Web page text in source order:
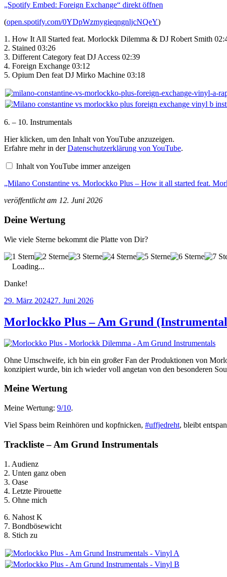
anzeigen
„Spotify Embed: Foreign Exchange“ direkt öffnen
(open.spotify.com/0YDpWzmygieqngnljcNQeY)
1. How It All Started feat. Morlockk Dilemma & DJ Robert Smith
2. Stained 03:26
3. Different Category feat DJ Access 02:39
4. Foreign Exchange 03:12
5. Opium Den feat DJ Mirko Machine 03:18
6. – 10. Instrumentals
„Milano
Constantine
vs.
Morlockko
Plus
How
all
started
Morlockk
von
YouTube
anzeigen
Hier klicken, um den Inhalt von YouTube anzuzeigen.
Erfahre mehr in derDatenschutzerklärung von YouTube.
Inhalt von YouTube immer anzeigen
„Milano Constantine vs. Morlockko Plus – How it all started feat.
veröffentlicht am 12. Juni 2026
Deine Wertung
Wie viele Sterne bekommt die Platte von Dir?
Loading...
Danke!
Veröffentlicht
29. März 202427. Juni 2026
Morlockko Plus – Am Grund
Ohne Umschweife, ich bin ein großer Fan der Produktionen von
konzipiert wurde, bin ich wieder voll angetan von den besonderen
Meine Wertung
Meine Wertung: 9/10.
Viel Spass beim Reinhören und kopfnicken, #uffjedreht, bleibt
Trackliste – Am Grund Instrumentals
1. Audienz
2. Unten ganz oben
3. Oase
4. Letzte Pirouette
5. Ohne mich
6. Nahost K
7. Bondbösewicht
8. Stich zu